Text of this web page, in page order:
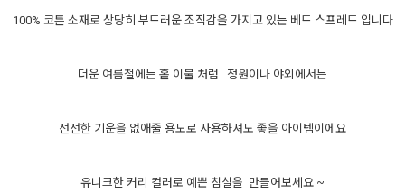
100% 코튼 소재로 상당히 부드러운 조직감을 가지고 있는 베드 스프레드 입니다
더운 여름철에는 홑 이불 처럼 ..정원이나 야외에서는
선선한 기운을 없애줄 용도로 사용하셔도 좋을 아이템이에요
유니크한 커리 컬러로 예쁜 침실을 만들어보세요 ~